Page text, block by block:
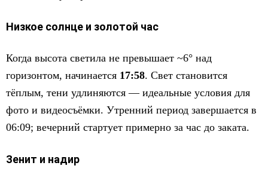
Низкое солнце и золотой час
Когда высота светила не превышает ~6° над
горизонтом, начинается 17:58. Свет становится
тёплым, тени удлиняются — идеальные условия для
фото и видеосъёмки. Утренний период завершается в
06:09; вечерний стартует примерно за час до заката.
Зенит и надир